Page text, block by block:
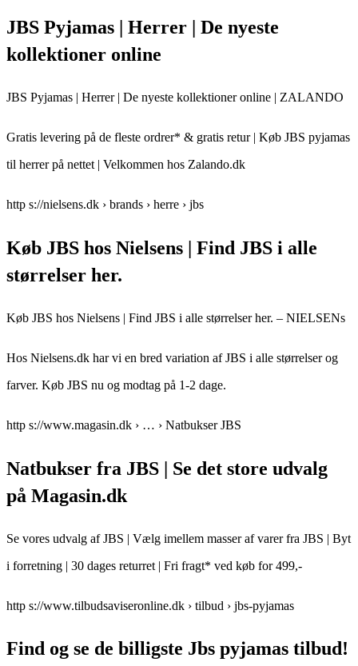
JBS Pyjamas | Herrer | De nyeste
kollektioner online
JBS Pyjamas | Herrer | De nyeste kollektioner online | ZALANDO
Gratis levering på de fleste ordrer* & gratis retur | Køb JBS pyjamas
til herrer på nettet | Velkommen hos Zalando.dk
http s://nielsens.dk › brands › herre › jbs
Køb JBS hos Nielsens | Find JBS i alle
størrelser her.
Køb JBS hos Nielsens | Find JBS i alle størrelser her. – NIELSENs
Hos Nielsens.dk har vi en bred variation af JBS i alle størrelser og
farver. Køb JBS nu og modtag på 1-2 dage.
http s://www.magasin.dk › … › Natbukser JBS
Natbukser fra JBS | Se det store udvalg
på Magasin.dk
Se vores udvalg af JBS | Vælg imellem masser af varer fra JBS | Byt
i forretning | 30 dages returret | Fri fragt* ved køb for 499,-
http s://www.tilbudsaviseronline.dk › tilbud › jbs-pyjamas
Find og se de billigste Jbs pyjamas tilbud!